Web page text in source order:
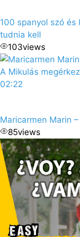
100 spanyol szó
tudnia kell
103views
02:22
Maricarmen Marin
85views